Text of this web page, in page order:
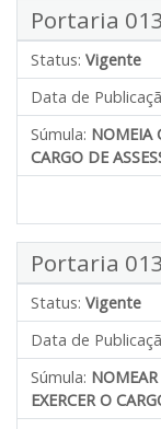
Portaria
Status: Vigente
Data de
Súmula: NOMEIA
CARGO DE
Portaria
Status: Vigente
Data de
Súmula:
EXERCER O